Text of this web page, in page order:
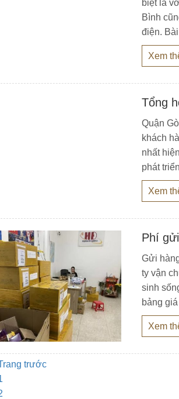
biệt là
Bình
điện.
Xem
Tổng
Quận
khách
nhất
phát
Xem
Phí
Gửi
ty vận
sinh
bảng
Xem
trước